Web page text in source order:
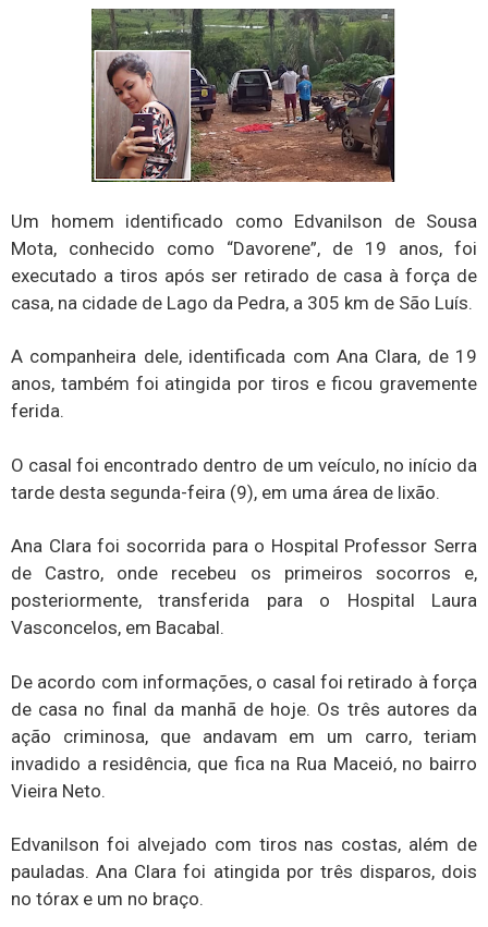
Um homem identificado como Edvanilson de Sousa
Mota, conhecido como “Davorene”, de 19 anos, foi
executado a tiros após ser retirado de casa à força de
casa, na cidade de Lago da Pedra, a 305 km de São Luís.
A companheira dele, identificada com Ana Clara, de 19
anos, também foi atingida por tiros e ficou gravemente
ferida.
O casal foi encontrado dentro de um veículo, no início da
tarde desta segunda-feira (9), em uma área de lixão.
Ana Clara foi socorrida para o Hospital Professor Serra
de Castro, onde recebeu os primeiros socorros e,
posteriormente, transferida para o Hospital Laura
Vasconcelos, em Bacabal.
De acordo com informações, o casal foi retirado à força
de casa no final da manhã de hoje. Os três autores da
ação criminosa, que andavam em um carro, teriam
invadido a residência, que fica na Rua Maceió, no bairro
Vieira Neto.
Edvanilson foi alvejado com tiros nas costas, além de
pauladas. Ana Clara foi atingida por três disparos, dois
no tórax e um no braço.